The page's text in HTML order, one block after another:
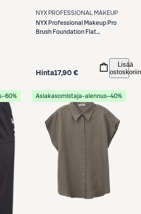
NYX PROFESSIONAL MAKEUP
NYX Professional Makeup Pro
Brush Foundation Flat
Hinta17,90 €
Lisää
ostoskoriin
−60% Asiakasomistaja-alennus−40%